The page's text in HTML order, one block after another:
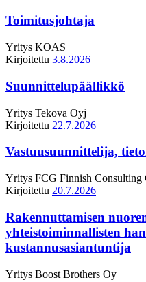
Toimitusjohtaja
Yritys KOAS
Kirjoitettu 3.8.2026
Suunnittelupäällikkö
Yritys Tekova Oyj
Kirjoitettu 22.7.2026
Vastuusuunnittelija,
Yritys FCG Finnish Consulting
Kirjoitettu 20.7.2026
Rakennuttamisen
yhteistoiminnallisten
kustannusasiantuntija
Yritys Boost Brothers Oy